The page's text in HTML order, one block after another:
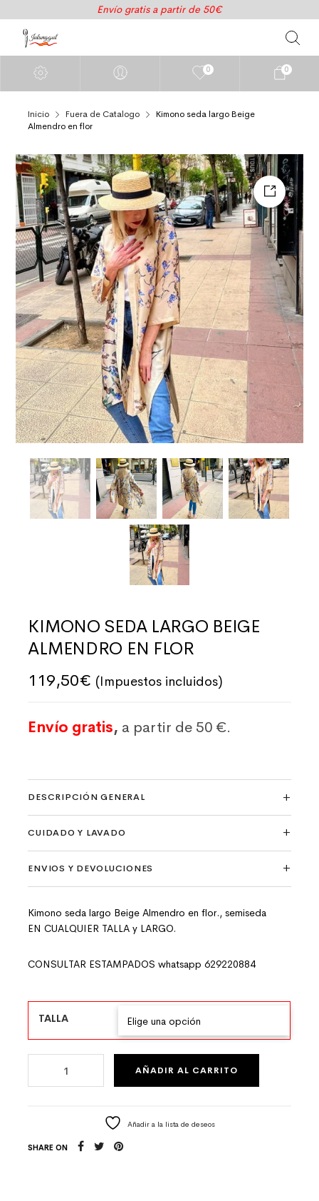
Envío gratis a partir de 50€
0 0
Inicio Fuera de Catalogo
Kimono seda largo Beige
Almendro en flor
KIMONO SEDA LARGO BEIGE
ALMENDRO EN FLOR
119,50€ (Impuestos incluidos)
Kimono seda largo Beige Almendro en flor., semiseda
EN CUALQUIER TALLA y LARGO.
CONSULTAR ESTAMPADOS whatsapp 629220884
Envío gratis, a partir de 50 €.
TALLA
KIMONO SEDA LARGO BEIGE ALMENDRO EN FLOR
AÑADIR AL CARRITO
Añadir a la lista de deseos
DESCRIPCIÓN GENERAL
CUIDADO Y LAVADO
ENVIOS Y DEVOLUCIONES
SHARE ON